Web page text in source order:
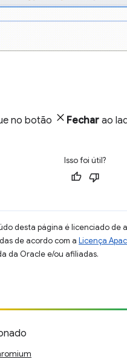
no botão Fechar ao
Isso foi útil?
desta página é licenciado de
de acordo com a Licença
da Oracle e/ou afiliadas.